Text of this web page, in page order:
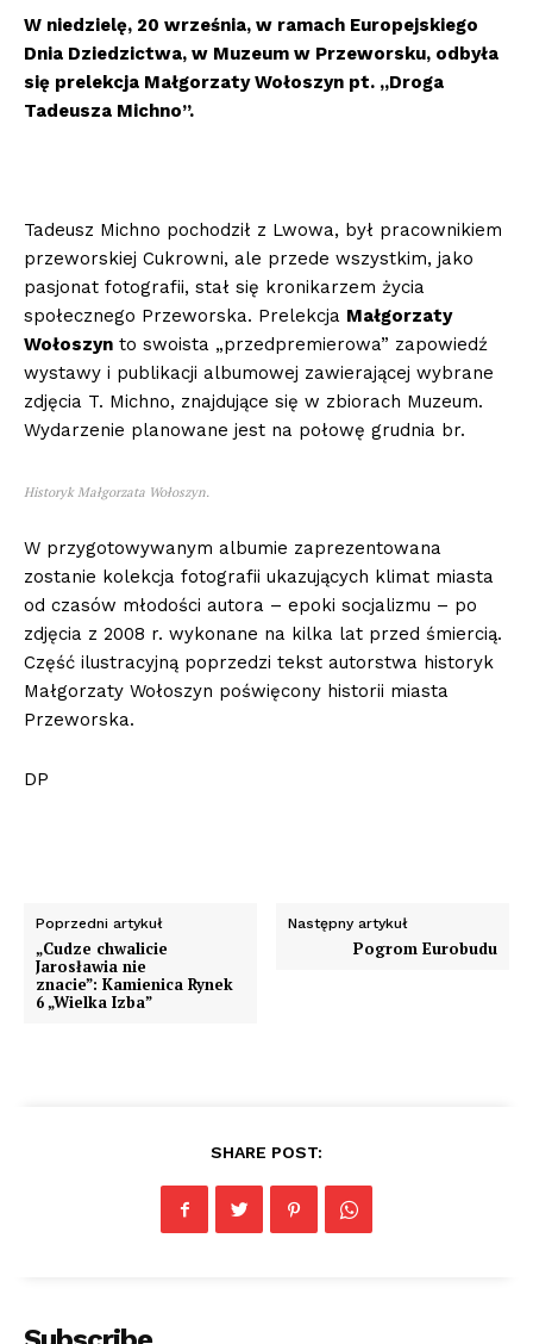
W niedzielę, 20 września, w ramach Europejskiego
Dnia Dziedzictwa, w Muzeum w Przeworsku, odbyła
się prelekcja Małgorzaty Wołoszyn pt. „Droga
Tadeusza Michno”.
Tadeusz Michno pochodził z Lwowa, był pracownikiem
przeworskiej Cukrowni, ale przede wszystkim, jako
pasjonat fotografii, stał się kronikarzem życia
społecznego Przeworska. Prelekcja Małgorzaty
Wołoszyn to swoista „przedpremierowa” zapowiedź
wystawy i publikacji albumowej zawierającej wybrane
zdjęcia T. Michno, znajdujące się w zbiorach Muzeum.
Wydarzenie planowane jest na połowę grudnia br.
Historyk Małgorzata Wołoszyn.
W przygotowywanym albumie zaprezentowana
zostanie kolekcja fotografii ukazujących klimat miasta
od czasów młodości autora – epoki socjalizmu – po
zdjęcia z 2008 r. wykonane na kilka lat przed śmiercią.
Część ilustracyjną poprzedzi tekst autorstwa historyk
Małgorzaty Wołoszyn poświęcony historii miasta
Przeworska.
DP
Poprzedni artykuł
„Cudze chwalicie
Jarosławia nie
znacie”: Kamienica Rynek
6 „Wielka Izba”
Następny artykuł
Pogrom Eurobudu
SHARE POST: